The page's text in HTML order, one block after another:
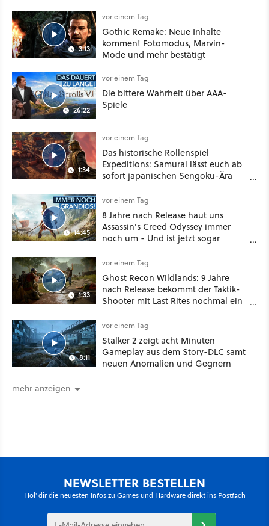
3:13
vor einem Tag
Gothic Remake: Neue Inhalte
kommen! Fotomodus, Marvin-
Mode und mehr bestätigt
26:22
vor einem Tag
Die bittere Wahrheit über AAA-
Spiele
1:34
vor einem Tag
Das historische Rollenspiel
Expeditions: Samurai lässt euch ab
sofort japanischen Sengoku-Ära
oder Diplomatie
14:45
vor einem Tag
8 Jahre nach Release haut uns
Assassin's Creed Odyssey immer
noch um - Und ist jetzt sogar
1:33
vor einem Tag
Ghost Recon Wildlands: 9 Jahre
nach Release bekommt der Taktik-
Shooter mit Last Rites nochmal ein
8:11
vor einem Tag
Stalker 2 zeigt acht Minuten
Gameplay aus dem Story-DLC samt
neuen Anomalien und Gegnern
mehr anzeigen
NEWSLETTER BESTELLEN
Hol' dir die neuesten Infos zu Games und Hardware direkt ins Postfach